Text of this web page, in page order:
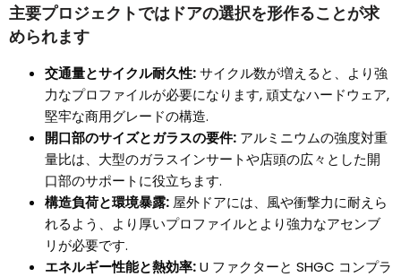
主要プロジェクトではドアの選択を形作ることが求
められます
交通量とサイクル耐久性:サイクル数が増えると、より強
力なプロファイルが必要になります, 頑丈なハードウェア,
堅牢な商用グレードの構造.
開口部のサイズとガラスの要件: アルミニウムの強度対重
量比は、大型のガラスインサートや店頭の広々とした開
口部のサポートに役立ちます.
構造負荷と環境暴露: 屋外ドアには、風や衝撃力に耐えら
れるよう、より厚いプロファイルとより強力なアセンブ
リが必要です.
エネルギー性能と熱効率:U ファクターと SHGC コンプラ